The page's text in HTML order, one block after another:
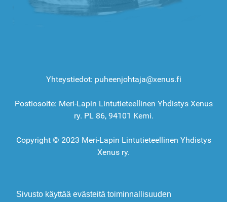
Sivusto käyttää evästeitä toiminnallisuuden
Yhteystiedot: puheenjohtaja@xenus.fi
Postiosoite: Meri-Lapin Lintutieteellinen Yhdistys Xenus
ry. PL 86, 94101 Kemi.
Copyright © 2023 Meri-Lapin Lintutieteellinen Yhdistys
Xenus ry.